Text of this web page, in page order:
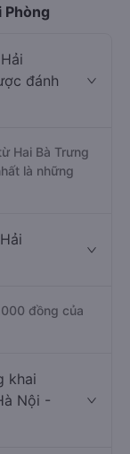
Phòng
đánh
Hai Bà Trưng
là những
đồng của
khai
Nội -